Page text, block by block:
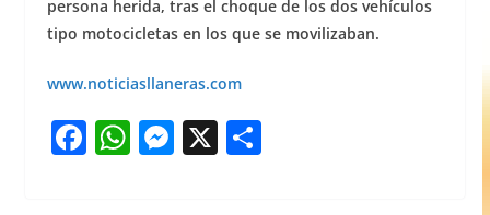
k
persona herida, tras el choque de los dos vehículos
tipo motocicletas en los que se movilizaban.
www.noticiasllaneras.com
F W M X S